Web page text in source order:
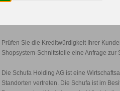
Prüfen Sie die Kreditwürdigkeit Ihrer
Shopsystem-Schnittstelle eine Anfrage
Die Schufa Holding AG ist eine
Standorten vertreten. Die Schufa ist im